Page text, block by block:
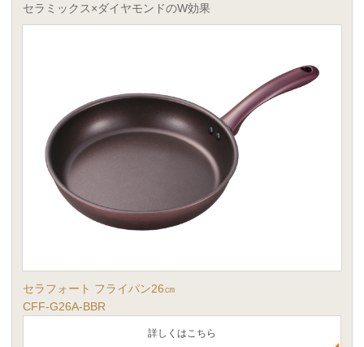
セラミックス×ダイヤモンドのW効果
セラフォート フライパン26㎝
CFF-G26A-BBR
詳しくはこちら